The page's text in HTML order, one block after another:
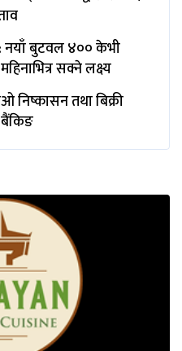
नयाँ बुटवल ४०० केभी
सक्ने लक्ष्य
तथा बिक्री
बैंकिङ